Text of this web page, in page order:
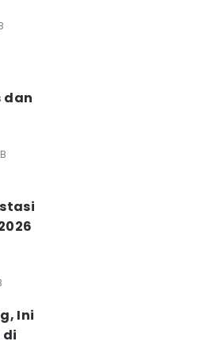
dan
Ini
di